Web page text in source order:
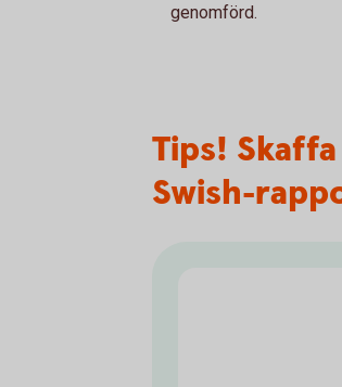
genomförd.
Tips!
Swish-